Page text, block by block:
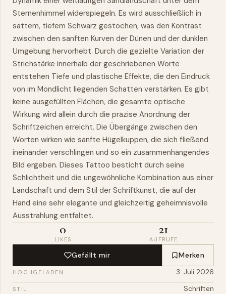
Sternenhimmel widerspiegeln. Es wird ausschließlich in
sattem, tiefem Schwarz gestochen, was den Kontrast
zwischen den sanften Kurven der Dünen und der dunklen
Umgebung hervorhebt. Durch die gezielte Variation der
Strichstärke innerhalb der geschriebenen Worte
entstehen Tiefe und plastische Effekte, die den Eindruck
von im Mondlicht liegenden Schatten verstärken. Es gibt
keine ausgefüllten Flächen, die gesamte optische
Wirkung wird allein durch die präzise Anordnung der
Schriftzeichen erreicht. Die Übergänge zwischen den
Worten wirken wie sanfte Hügelkuppen, die sich fließend
ineinander verschlingen und so ein zusammenhängendes
Bild ergeben. Dieses Tattoo besticht durch seine
Schlichtheit und die ungewöhnliche Kombination aus einer
Landschaft und dem Stil der Schriftkunst, die auf der
Hand eine sehr elegante und gleichzeitig geheimnisvolle
Ausstrahlung entfaltet.
0
LIKES
21
AUFRUFE
Gefällt mir Merken
HOCHGELADEN 3. Juli 2026
STIL Schriften